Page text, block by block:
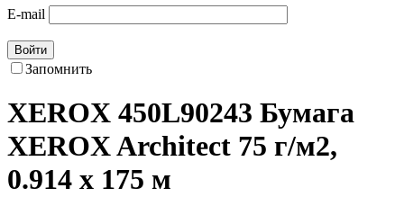
E-mail
Войти
Запомнить
XEROX 450L90243 Бумага
XEROX Architect 75 г/м2,
0.914 x 175 м